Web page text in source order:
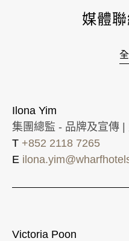
媒體
Ilona Yim
集團總監 - 品牌及宣傳 |
T +852 2118 7265
E
Victoria Poon